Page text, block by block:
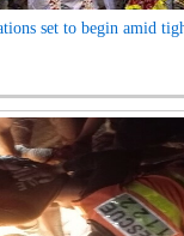
set to begin amid